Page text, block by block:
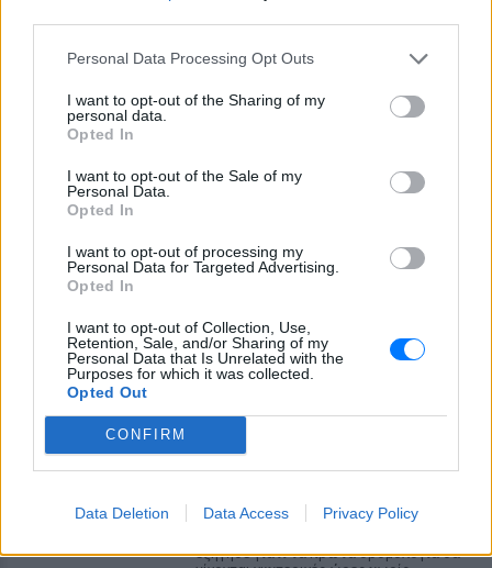
Personal Data Processing Opt Outs
I want to opt-out of the Sharing of my
personal data.
Opted In
I want to opt-out of the Sale of my
Personal Data.
Opted In
I want to opt-out of processing my
Personal Data for Targeted Advertising.
Opted In
I want to opt-out of Collection, Use,
Retention, Sale, and/or Sharing of my
Personal Data that Is Unrelated with the
Purposes for which it was collected.
Opted Out
CONFIRM
Data Deletion Data Access Privacy Policy
ΔΕΙΤΕ ΕΠΙΣΗΣ
ΣΤΗΝ ΙΔΙΑ ΚΑΤΗΓΟΡΙΑ
Συναγερμός στο Στεφάνι ‑
ΣΉΜΕΡΑ
για τον άμεσο περιορισμό της φωτιάς
στο Στεφάνι Κορίνθου.
δρομολόγια για την επέκταση
Καλαμαριά ‑ Τι προβλέπεται για
εισιτήρια
ΣΉΜΕΡΑ
εξήγησε γιατί τα πρώτα δρομολόγια θα